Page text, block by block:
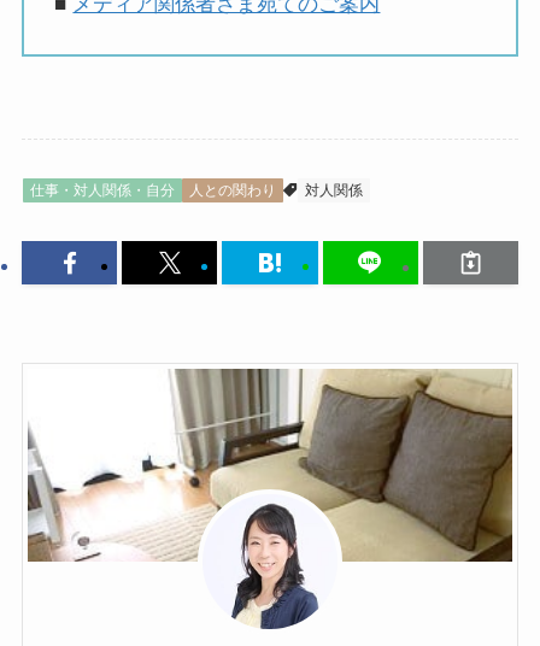
仕事・対人関係・自分 人との関わり 対人関係